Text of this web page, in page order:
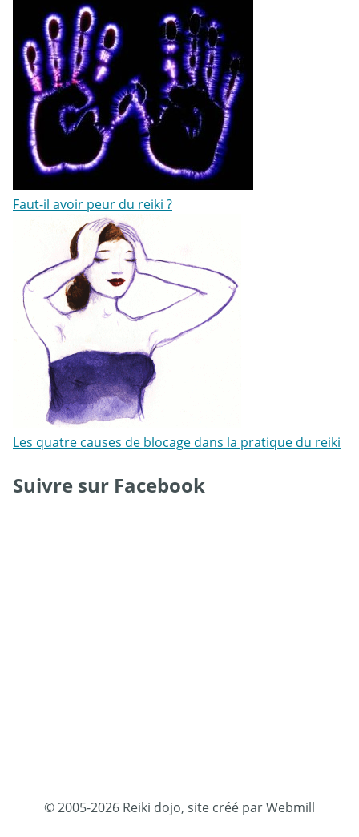
Faut-il avoir peur du reiki ?
Les quatre causes de blocage dans la pratique du reiki
Suivre sur Facebook
© 2005-2026 Reiki dojo, site créé par Webmill